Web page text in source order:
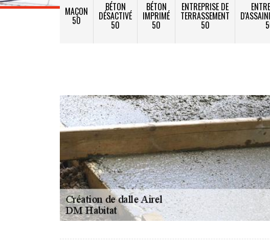
MAÇON
50
BÉTON
DÉSACTIVÉ
50
BÉTON
IMPRIMÉ
50
ENTREPRISE DE
TERRASSEMENT
50